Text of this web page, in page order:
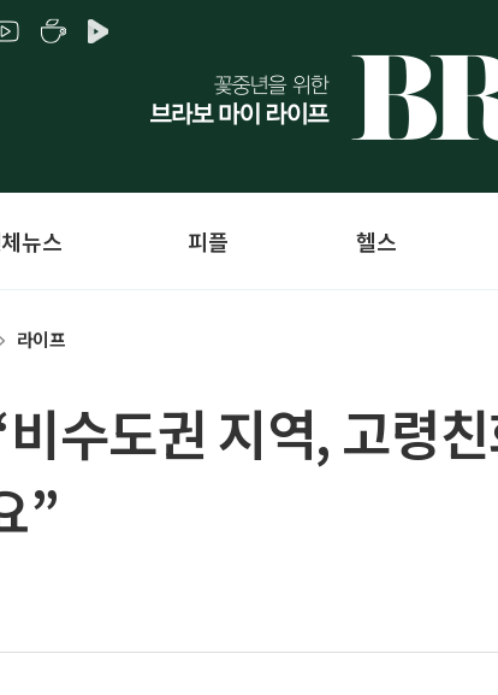
뉴스 피플 헬스
라이프
수도권 지역, 고령
”